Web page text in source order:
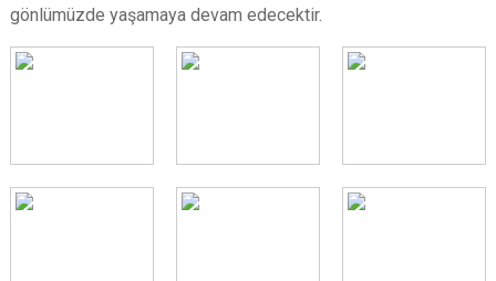
gönlümüzde yaşamaya devam edecektir.